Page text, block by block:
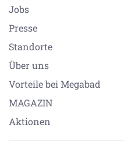
Jobs
Presse
Standorte
Über uns
Vorteile bei Megabad
MAGAZIN
Aktionen